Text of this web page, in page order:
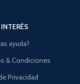
ayuda?
& Condiciones
Privacidad